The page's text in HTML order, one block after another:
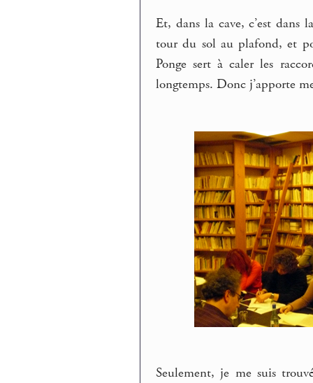
Et, dans la cave, c’est dans
tour du sol au plafond, et
Ponge sert à caler les
longtemps. Donc j’apporte
Seulement, je me suis